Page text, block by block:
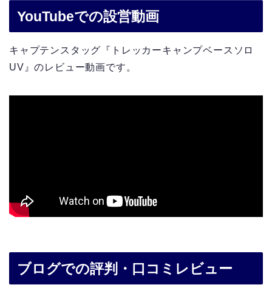
YouTubeでの設営動画
キャプテンスタッグ『トレッカーキャンプベースソロ
UV』のレビュー動画です。
ブログでの評判・口コミレビュー